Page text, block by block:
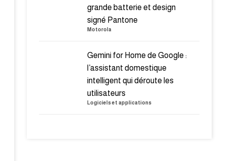
grande batterie et design
signé Pantone
Motorola
Gemini for Home de Google :
l’assistant domestique
intelligent qui déroute les
utilisateurs
Logiciels et applications